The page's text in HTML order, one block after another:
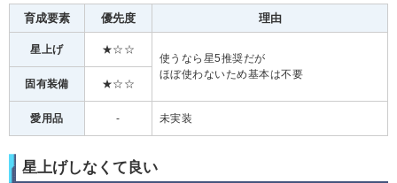
育成要素 優先度 理由
星上げ ★☆☆
使うなら星5推奨だが
ほぼ使わないため基本は不要
固有装備 ★☆☆
愛用品 - 未実装
星上げしなくて良い